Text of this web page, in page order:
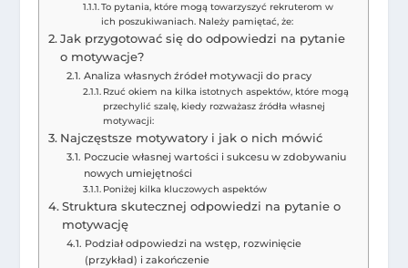
To pytania, które mogą towarzyszyć rekruterom w
ich poszukiwaniach. Należy pamiętać, że:
Jak przygotować się do odpowiedzi na pytanie
o motywacje?
Analiza własnych źródeł motywacji do pracy
Rzuć okiem na kilka istotnych aspektów, które mogą
przechylić szalę, kiedy rozważasz źródła własnej
motywacji:
Najczęstsze motywatory i jak o nich mówić
Poczucie własnej wartości i sukcesu w zdobywaniu
nowych umiejętności
Poniżej kilka kluczowych aspektów
Struktura skutecznej odpowiedzi na pytanie o
motywację
Podział odpowiedzi na wstęp, rozwinięcie
(przykład) i zakończenie